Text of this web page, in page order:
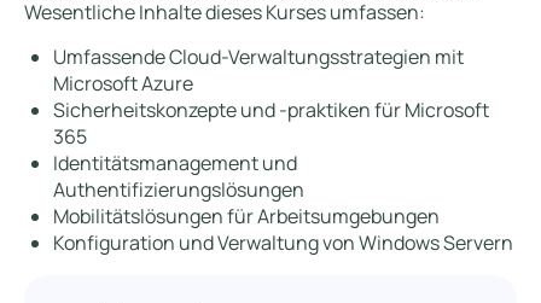
Wesentliche Inhalte dieses Kurses umfassen:
Umfassende Cloud-Verwaltungsstrategien mit
Microsoft Azure
Sicherheitskonzepte und -praktiken für Microsoft
365
Identitätsmanagement und
Authentifizierungslösungen
Mobilitätslösungen für Arbeitsumgebungen
Konfiguration und Verwaltung von Windows Servern